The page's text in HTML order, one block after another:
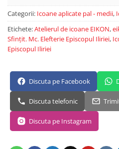
Categorii: Icoane aplicate pal - medii,
Etichete:Atelierul de icoane EIKON,
Sfințit. Mc. Elefterie Episcopul Iliriei,
Episcopul Iliriei
Discuta pe Facebook
Discuta telefonic
Discuta pe Instagram